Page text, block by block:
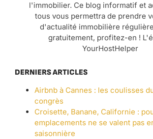
l'immobilier. Ce blog informatif et
tous vous permettra de prendre
d'actualité immobilière
gratuitement, profitez-en !
YourHostHelper
DERNIERS ARTICLES
Airbnb à Cannes : les coulisses
congrès
Croisette, Banane, Californie :
emplacements ne se valent pas
saisonnière